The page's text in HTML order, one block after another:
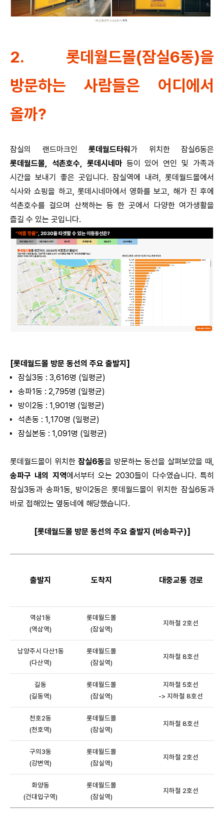
2. 롯데월드몰(잠실6동)을
방문하는 사람들은 어디에서
올까?
잠실의 랜드마크인 롯데월드타워 가 위치한 잠실6동은
롯데월드몰, 석촌호수, 롯데시네마등이 있어 연인 및 가족과
시간을 보내기 좋은 곳입니다. 잠실역에 내려, 롯데월드몰에서
식사와 쇼핑을 하고, 롯데시네마에서 영화를 보고, 해가 진 후에
석촌호수를 걸으며 산책하는 등 한 곳에서 다양한 여가생활을
즐길 수 있는 곳입니다.
[롯데월드몰 방문 동선의 주요 출발지]
잠실3동 : 3,616명 (일평균)
송파1동 : 2,795명 (일평균)
방이2동 : 1,901명 (일평균)
석촌동 : 1,170명 (일평균)
잠실본동 : 1,091명 (일평균)
롯데월드몰이 위치한 잠실6동을 방문하는 동선을 살펴보았을 때,
송파구 내의 지역에서부터 오는 2030들이 다수였습니다. 특히
잠실3동과 송파1동, 방이2동은 롯데월드몰이 위치한 잠실6동과
바로 접해있는 옆동네에 해당했습니다.
[롯데월드몰 방문 동선의 주요 출발지 (비송파구)]
출발지 도착지 대중교통 경로
역삼1동
(역삼역)
롯데월드몰
(잠실역)
지하철 2호선
남양주시 다산1동
(다산역)
롯데월드몰
(잠실역)
지하철 8호선
길동
(길동역)
롯데월드몰
(잠실역)
지하철 5호선
-> 지하철 8호선
천호2동
(천호역)
롯데월드몰
(잠실역)
지하철 8호선
구의3동
(강변역)
롯데월드몰
(잠실역)
지하철 2호선
화양동
(건대입구역)
롯데월드몰
(잠실역)
지하철 2호선